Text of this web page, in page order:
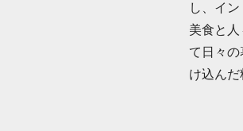
し、イ
美食と
て日々
け込ん